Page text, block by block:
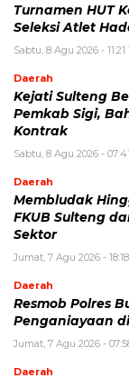
Turnamen HUT
Seleksi Atlet
Sabtu, 8 Agu 2026 -
Daerah
Kejati Sulteng
Pemkab Sigi,
Kontrak
Sabtu, 8 Agu 2026 -
Daerah
Membludak
FKUB Sulteng
Sektor
Jumat, 7 Agu 2026 -
Daerah
Resmob Polres
Penganiayaan
Jumat, 7 Agu 2026 -
Daerah